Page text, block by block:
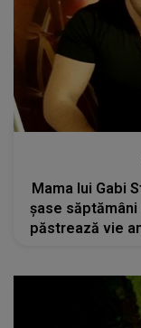
Mama lui Gabi
șase
păstrează vie